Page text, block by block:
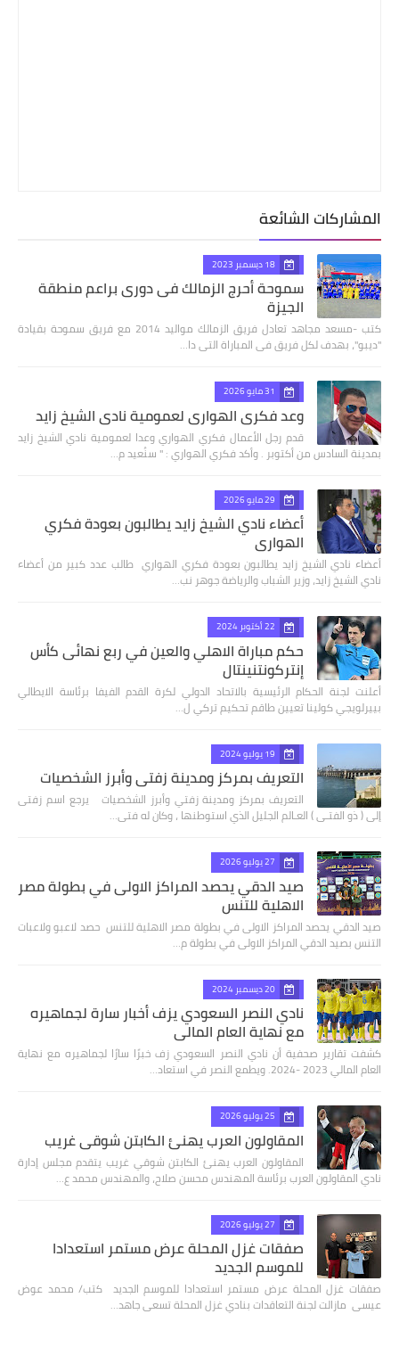
المشاركات الشائعة
18 ديسمبر 2023
سموحة أحرج الزمالك فى دورى براعم منطقة
الجيزة
كتب -مسعد مجاهد تعادل فريق الزمالك مواليد 2014 مع فريق سموحة بقيادة
"ديبو"، بهدف لكل فريق فى المباراة التى دا…
31 مايو 2026
وعد فكري الهواري لعمومية نادي الشيخ زايد
قدم رجل الأعمال فكري الهواري وعدا لعمومية نادي الشيخ زايد
بمدينة السادس من أكتوبر . وأكد فكري الهواري : " سنُعيد م…
29 مايو 2026
أعضاء نادي الشيخ زايد يطالبون بعودة فكري
الهواري
أعضاء نادي الشيخ زايد يطالبون بعودة فكري الهواري طالب عدد كبير من أعضاء
نادي الشيخ زايد، وزير الشباب والرياضة جوهر نب…
22 أكتوبر 2024
حكم مباراة الاهلي والعين في ربع نهائى كأس
إنتركونتنينتال
أعلنت لجنة الحكام الرئيسية بالاتحاد الدولي لكرة القدم الفيفا برئاسة الايطالي
بييرلويجي كولينا تعيين طاقم تحكيم تركي ل…
19 يوليو 2024
التعريف بمركز ومدينة زفتي وأبرز الشخصيات
التعريف بمركز ومدينة زفتي وأبرز الشخصيات يرجع اسم زفتى
إلى ( ذو الفتـى ) العـالم الجليل الذي استوطنها ، وكان له فتى…
27 يوليو 2026
صيد الدقي يحصد المراكز الاولى في بطولة مصر
الاهلية للتنس
صيد الدقي يحصد المراكز الاولى في بطولة مصر الاهلية للتنس حصد لاعبو ولاعبات
التنس بصيد الدقي المراكز الاولى في بطولة م…
20 ديسمبر 2024
نادي النصر السعودي يزف أخبار سارة لجماهيره
مع نهاية العام المالي
كشفت تقارير صحفية أن نادي النصر السعودي زف خبرًا سارًا لجماهيره مع نهاية
العام المالي 2023 -2024. ويطمع النصر في استعاد…
25 يوليو 2026
المقاولون العرب يهنئ الكابتن شوقي غريب
المقاولون العرب يهنئ الكابتن شوقي غريب يتقدم مجلس إدارة
نادي المقاولون العرب برئاسة المهندس محسن صلاح، والمهندس محمد ع…
27 يوليو 2026
صفقات غزل المحلة عرض مستمر استعدادا
للموسم الجديد
صفقات غزل المحلة عرض مستمر استعدادا للموسم الجديد كتب/ محمد عوض
عيسى مازالت لجنة التعاقدات بنادي غزل المحلة تسعى جاهد…